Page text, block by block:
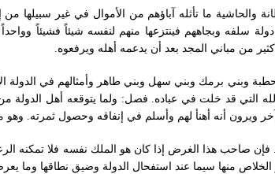
والحاشية ما تأثله آباؤهم من الأموال في غير
سلفه وبجاههم فينتزعها منهم لنفسه شيئاً فشيئاً
من مباني المجد بعد أن يدعمه أهله ويرفعوه‏.‏
وبني برمك وبني سهل وبني طاهر وأمثالهم في الدولة
الله التي قد خلت في عباده‏.‏ فصل‏:‏ ولما يتوقعه أهل
أنه أهنأ لهم وأسلم في إنفاقه وحصول ثمرته‏.‏ وهو من
صاحب هذا الغرض إذا كان هو الملك نفسه فلا تمكنه
منها سيما عند استفحال الدولة وضيق نطاقها وما